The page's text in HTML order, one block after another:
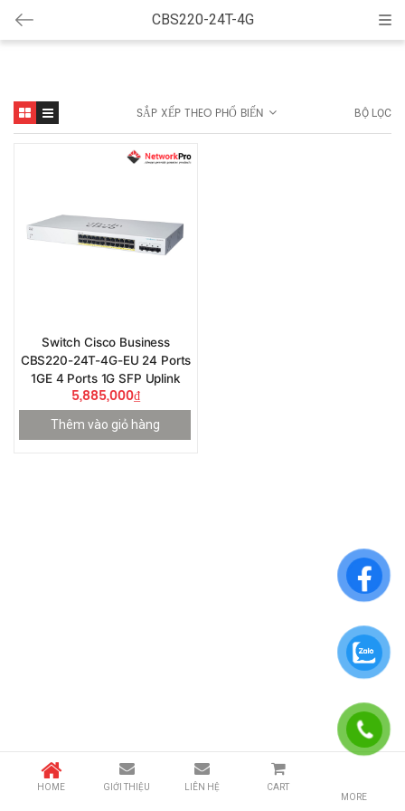
CBS220-24T-4G
SẮP XẾP THEO PHỔ BIẾN BỘ LỌC
Switch Cisco Business
CBS220-24T-4G-EU 24 Ports
1GE 4 Ports 1G SFP Uplink
5,885,000₫
Thêm vào giỏ hàng
HOME GIỚI THIỆU LIÊN HỆ
CART
MORE